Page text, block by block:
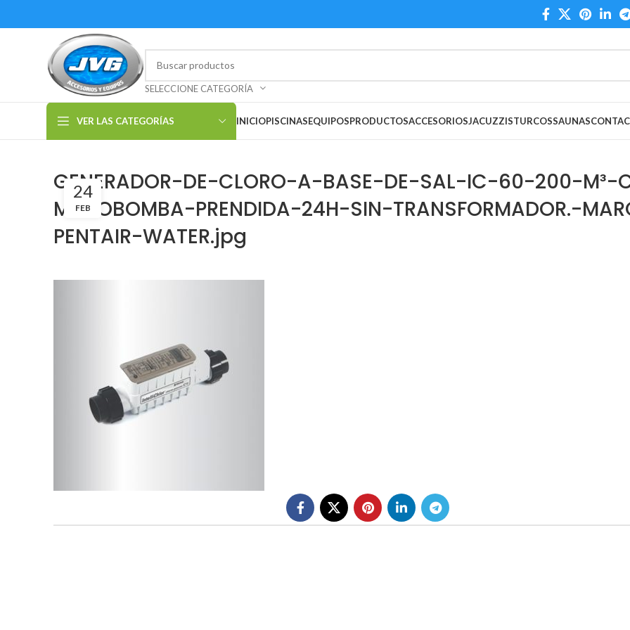
SELECCIONE CATEGORÍA
VER LAS CATEGORÍAS INICIOPISCINASEQUIPOSPRODUCTOSACCESORIOSJACUZZISTURCOSSAUNAS
GENERADOR-DE-CLORO-A-BASE-DE-SAL-IC-60-200-M³-
MOTOBOMBA-PRENDIDA-24H-SIN-TRANSFORMADOR.-
PENTAIR-WATER.jpg
24
FEB